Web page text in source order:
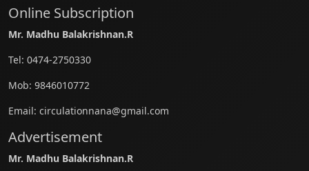
Online Subscription
Mr. Madhu Balakrishnan.R
Tel: 0474-2750330
Mob: 9846010772
Email: circulationnana@gmail.com
Advertisement
Mr. Madhu Balakrishnan.R